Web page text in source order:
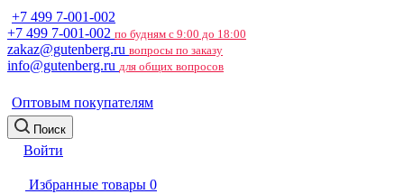
+7 499 7-001-002
+7 499 7-001-002 по будням с 9:00 до 18:00
zakaz@gutenberg.ru вопросы по заказу
info@gutenberg.ru для общих вопросов
Оптовым покупателям
Поиск
Войти
Избранные товары 0